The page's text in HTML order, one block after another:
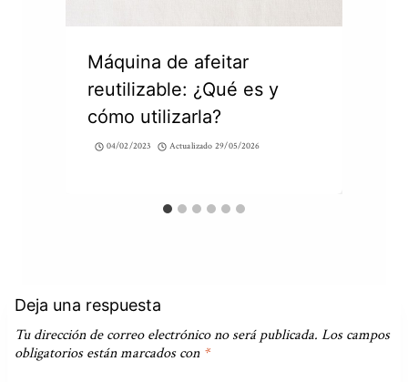
Máquina de afeitar
reutilizable: ¿Qué es y
cómo utilizarla?
04/02/2023 Actualizado 29/05/2026
Deja una respuesta
Tu dirección de correo electrónico no será publicada. Los campos
obligatorios están marcados con *